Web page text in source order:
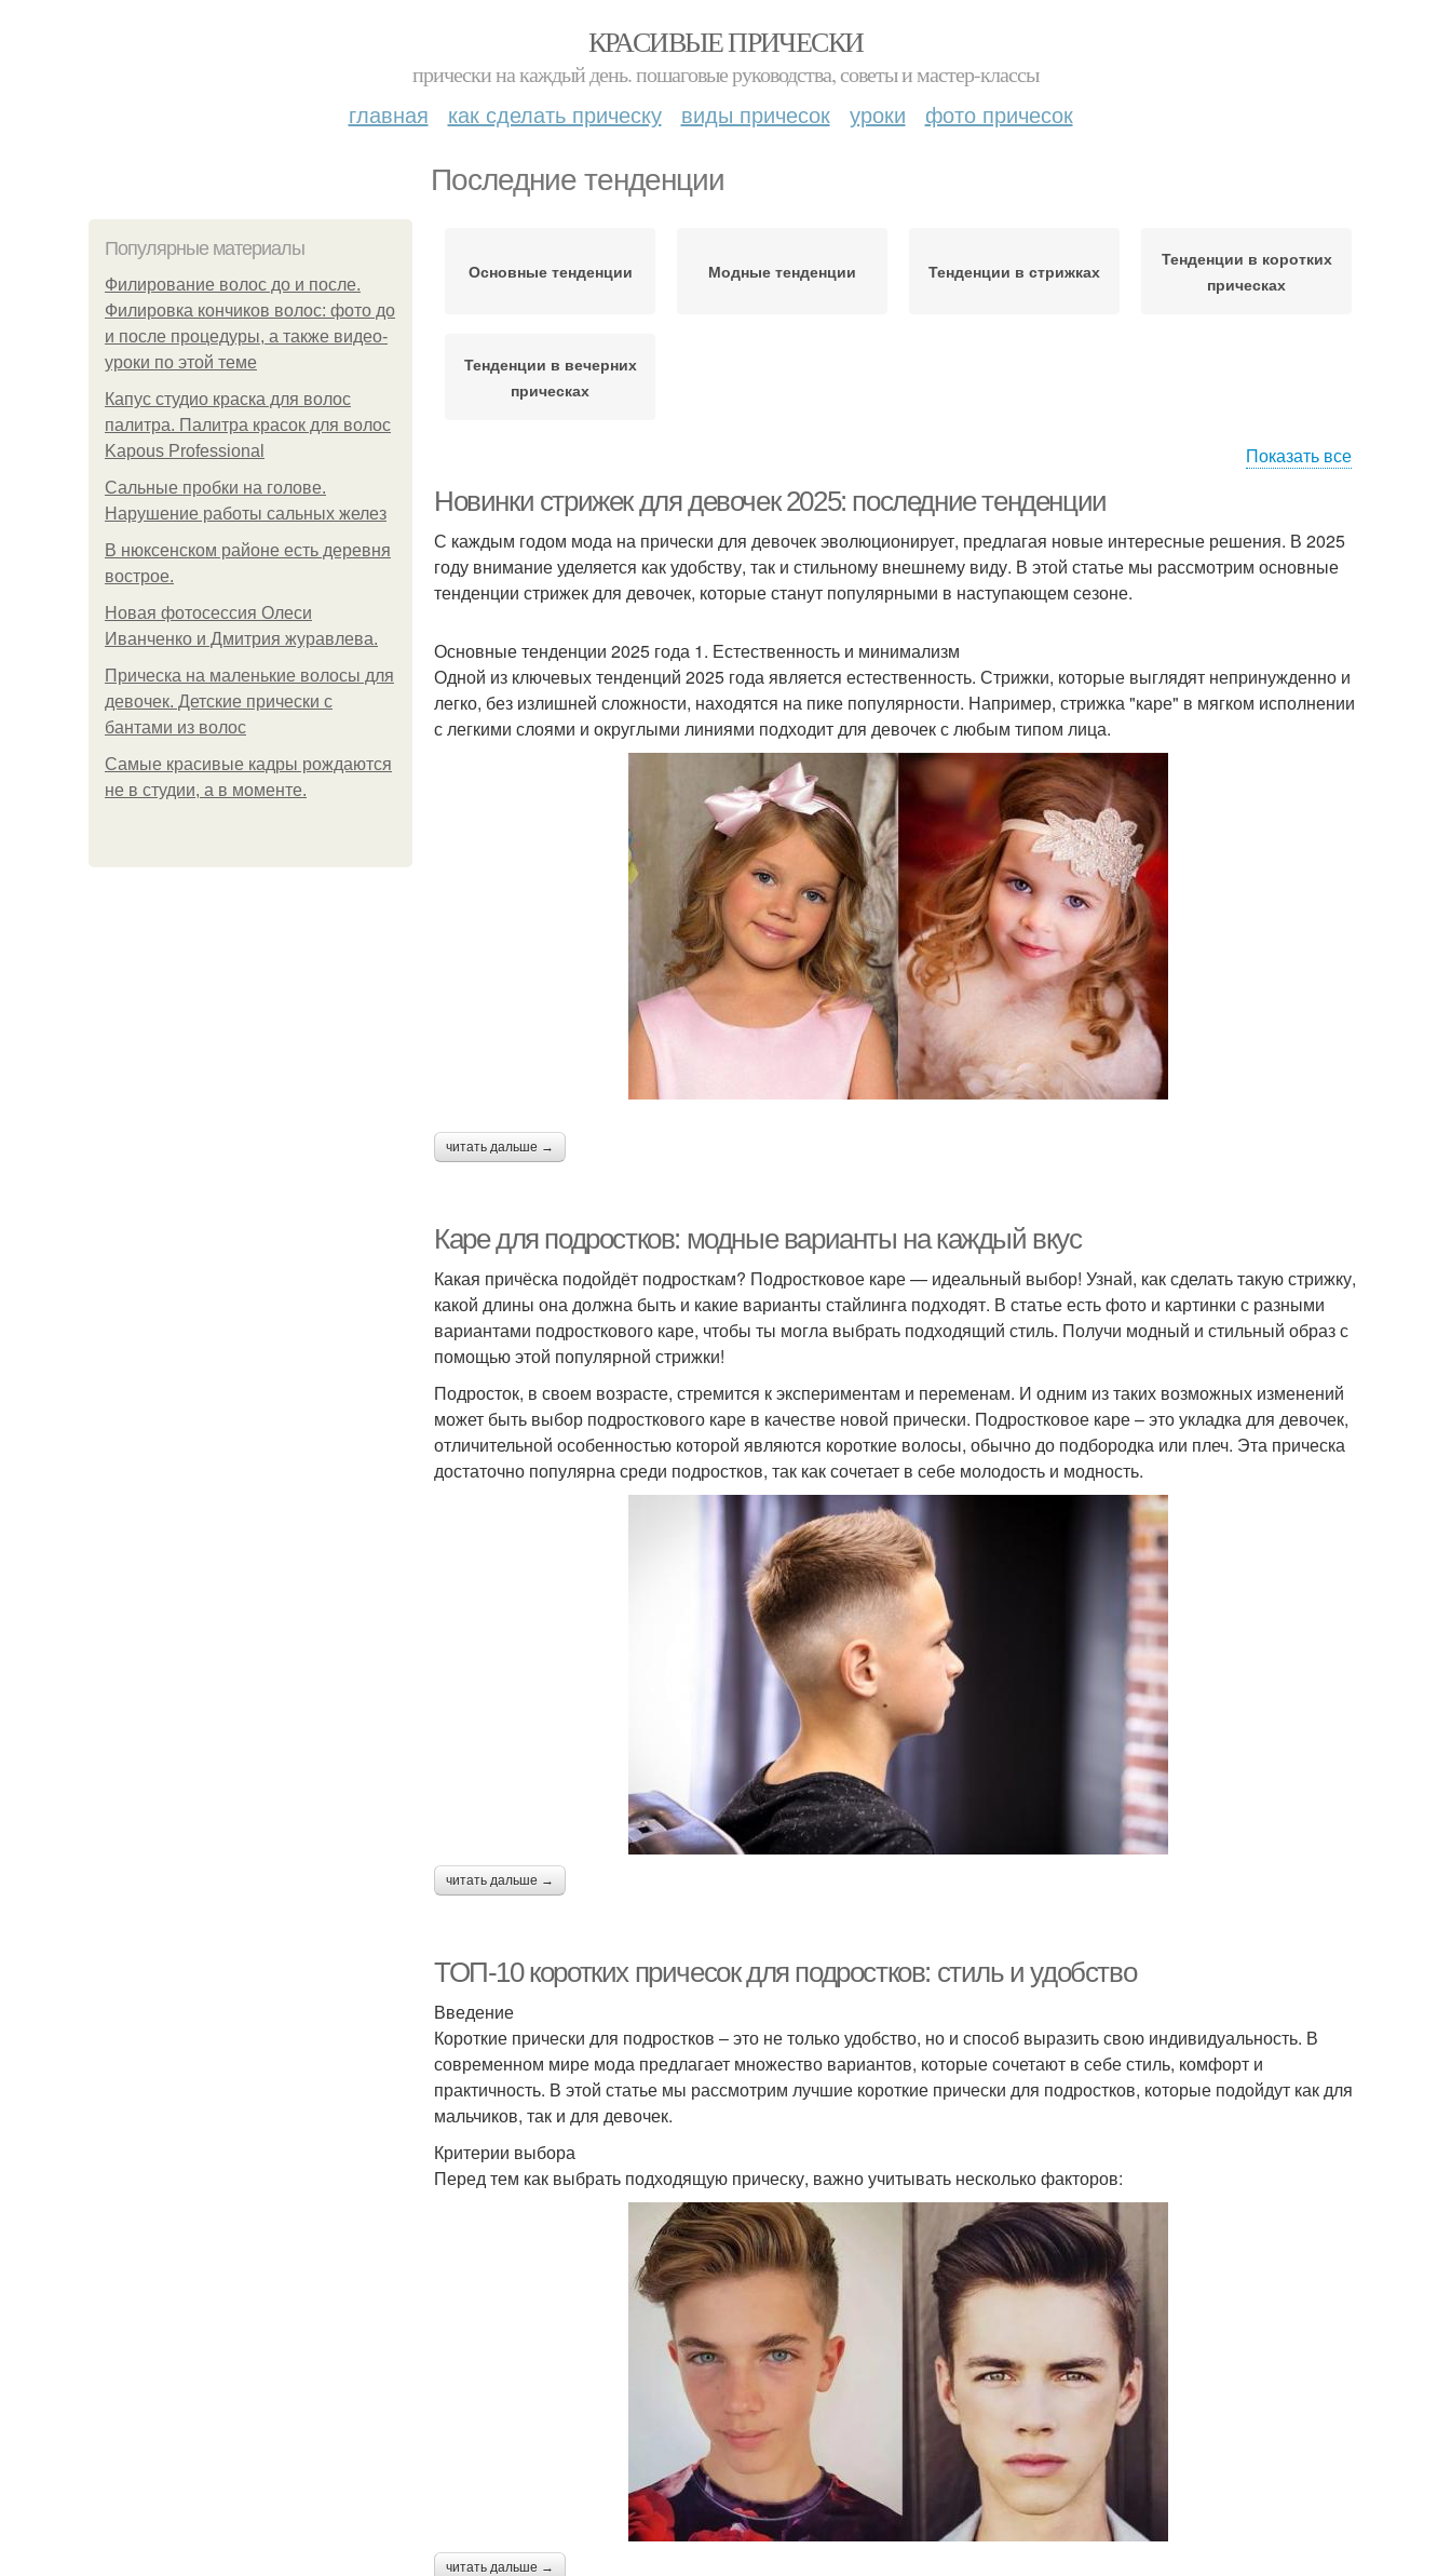
КРАСИВЫЕ ПРИЧЕСКИ
прически на каждый день. пошаговые руководства, советы и мастер-классы
главная как сделать прическу виды причесок уроки фото причесок
Последние тенденции
Популярные материалы
Филирование волос до и после.
Филировка кончиков волос: фото до
и после процедуры, а также видео-
уроки по этой теме
Капус студио краска для волос
палитра. Палитра красок для волос
Kapous Professional
Сальные пробки на голове.
Нарушение работы сальных желез
В нюксенском районе есть деревня
вострое.
Новая фотосессия Олеси
Иванченко и Дмитрия журавлева.
Прическа на маленькие волосы для
девочек. Детские прически с
бантами из волос
Самые красивые кадры рождаются
не в студии, а в моменте.
Основные тенденции Модные тенденции Тенденции в стрижках
Тенденции в коротких
прическах
Тенденции в вечерних
прическах
Показать все
Новинки стрижек для девочек 2025: последние тенденции
С каждым годом мода на прически для девочек эволюционирует, предлагая новые интересные решения. В 2025
году внимание уделяется как удобству, так и стильному внешнему виду. В этой статье мы рассмотрим основные
тенденции стрижек для девочек, которые станут популярными в наступающем сезоне.
Основные тенденции 2025 года 1. Естественность и минимализм
Одной из ключевых тенденций 2025 года является естественность. Стрижки, которые выглядят непринужденно и
легко, без излишней сложности, находятся на пике популярности. Например, стрижка "каре" в мягком исполнении
с легкими слоями и округлыми линиями подходит для девочек с любым типом лица.
читать дальше →
Каре для подростков: модные варианты на каждый вкус
Какая причёска подойдёт подросткам? Подростковое каре — идеальный выбор! Узнай, как сделать такую стрижку,
какой длины она должна быть и какие варианты стайлинга подходят. В статье есть фото и картинки с разными
вариантами подросткового каре, чтобы ты могла выбрать подходящий стиль. Получи модный и стильный образ с
помощью этой популярной стрижки!
Подросток, в своем возрасте, стремится к экспериментам и переменам. И одним из таких возможных изменений
может быть выбор подросткового каре в качестве новой прически. Подростковое каре – это укладка для девочек,
отличительной особенностью которой являются короткие волосы, обычно до подбородка или плеч. Эта прическа
достаточно популярна среди подростков, так как сочетает в себе молодость и модность.
читать дальше →
ТОП-10 коротких причесок для подростков: стиль и удобство
Введение
Короткие прически для подростков – это не только удобство, но и способ выразить свою индивидуальность. В
современном мире мода предлагает множество вариантов, которые сочетают в себе стиль, комфорт и
практичность. В этой статье мы рассмотрим лучшие короткие прически для подростков, которые подойдут как для
мальчиков, так и для девочек.
Критерии выбора
Перед тем как выбрать подходящую прическу, важно учитывать несколько факторов:
читать дальше →